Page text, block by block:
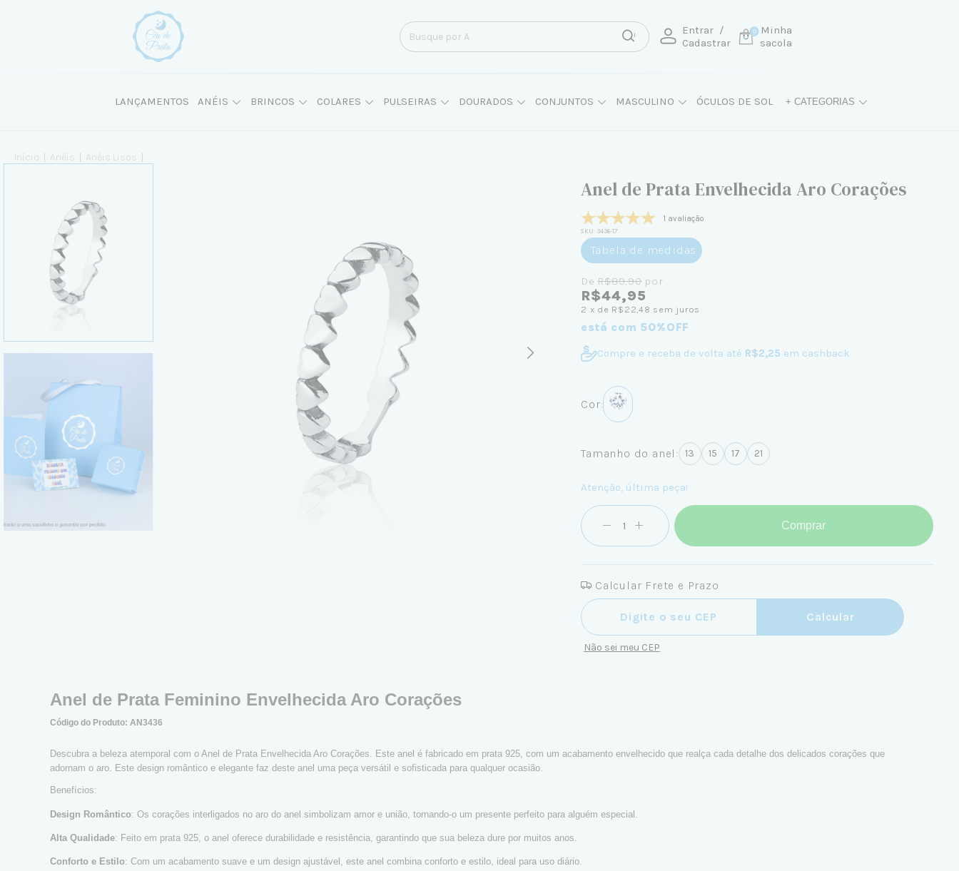
Entrar /
Cadastrar
Minha
sacola
0
LANÇAMENTOS ANÉIS BRINCOS COLARES PULSEIRAS DOURADOS CONJUNTOS MASCULINO ÓCULOS DE SOL + CATEGORIAS
Início Anéis Anéis Lisos
Anel de Prata Envelhecida Aro Corações
1 avaliação
SKU: 3436-17
Tabela de medidas
DeR$89,90por
R$44,95
2 x de R$22,48 sem juros
está com 50%OFF
Compre e receba de volta até R$2,25 em cashback
Cor:
Tamanho do anel: 13 15 17 21
Atenção, última peça!
Comprar
Calcular Frete e Prazo
Entregas para o CEP:
Calcular
Não sei meu CEP
Anel de Prata Feminino Envelhecida Aro Corações
Código do Produto: AN3436
Descubra a beleza atemporal com o Anel de Prata Envelhecida Aro Corações. Este anel é fabricado em prata 925, com um acabamento envelhecido que realça cada detalhe dos delicados corações que
adornam o aro. Este design romântico e elegante faz deste anel uma peça versátil e sofisticada para qualquer ocasião.
Benefícios:
Design Romântico: Os corações interligados no aro do anel simbolizam amor e união, tornando-o um presente perfeito para alguém especial.
Alta Qualidade: Feito em prata 925, o anel oferece durabilidade e resistência, garantindo que sua beleza dure por muitos anos.
Conforto e Estilo: Com um acabamento suave e um design ajustável, este anel combina conforto e estilo, ideal para uso diário.